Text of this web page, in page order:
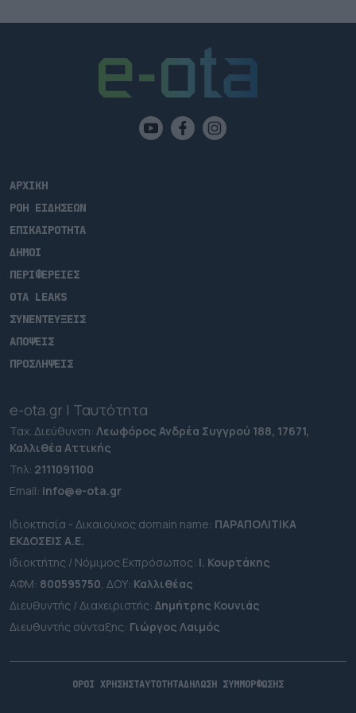
ΑΡΧΙΚΗ
ΡΟΗ ΕΙΔΗΣΕΩΝ
ΕΠΙΚΑΙΡΟΤΗΤΑ
ΔΗΜΟΙ
ΠΕΡΙΦΕΡΕΙΕΣ
OTA LEAKS
ΣΥΝΕΝΤΕΥΞΕΙΣ
ΑΠΟΨΕΙΣ
ΠΡΟΣΛΗΨΕΙΣ
e-ota.gr | Ταυτότητα
Ταχ. Διεύθυνση: Λεωφόρος Ανδρέα Συγγρού 188, 17671,
Καλλιθέα Αττικής
Τηλ: 2111091100
Εmail: info@e-ota.gr
Ιδιοκτησία - Δικαιούχος domain name: ΠΑΡΑΠΟΛΙΤΙΚΑ
ΕΚΔΟΣΕΙΣ A.E.
Ιδιοκτήτης / Νόμιμος Εκπρόσωπος: Ι. Κουρτάκης
ΑΦΜ: 800595750, ΔΟΥ: Καλλιθέας
Διευθυντής / Διαχειριστής: Δημήτρης Κουνιάς
Διευθυντής σύνταξης: Γιώργος Λαιμός
ΟΡΟΙ ΧΡΗΣΗΣΤΑΥΤΟΤΗΤΑΔΗΛΩΣΗ ΣΥΜΜΟΡΦΩΣΗΣ